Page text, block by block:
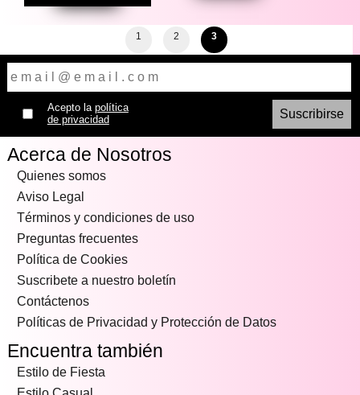
1 2 3
Acepto la política
de privacidad
Acerca de Nosotros
Quienes somos
Aviso Legal
Términos y condiciones de uso
Preguntas frecuentes
Política de Cookies
Suscribete a nuestro boletín
Contáctenos
Políticas de Privacidad y Protección de Datos
Encuentra también
Estilo de Fiesta